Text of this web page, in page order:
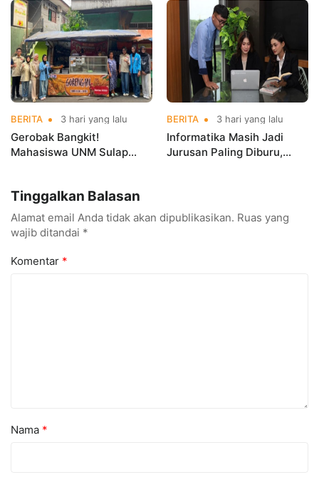
Kerja Sebelum Lulus
Indonesia Open
Championships 2026
BERITA 3 hari yang lalu
Gerobak Bangkit!
Mahasiswa UNM Sulap
BERITA 3 hari yang lalu
Informatika Masih Jadi
Jurusan Paling Diburu,
Tinggalkan Balasan
Alamat email Anda tidak akan dipublikasikan. Ruas yang
wajib ditandai *
Komentar *
Nama *